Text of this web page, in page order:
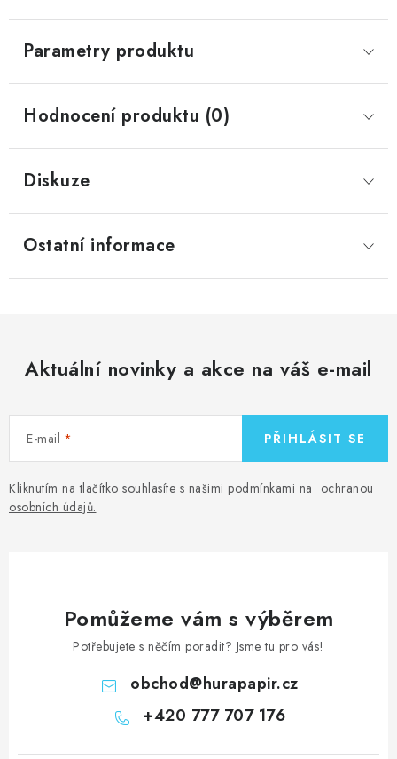
Parametry produktu
Hodnocení produktu (0)
Diskuze
Ostatní informace
Aktuální novinky a akce na váš e-mail
E-mail
Kliknutím na tlačítko souhlasíte s našimi podmínkami na ochranou
osobních údajů.
PŘIHLÁSIT SE
Pomůžeme vám s výběrem
Potřebujete s něčím poradit? Jsme tu pro vás!
obchod@hurapapir.cz
+420 777 707 176